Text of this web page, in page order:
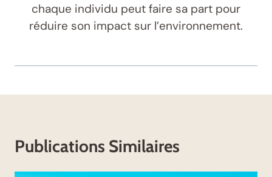
chaque individu peut faire sa part pour
réduire son impact sur l’environnement.
Publications Similaires